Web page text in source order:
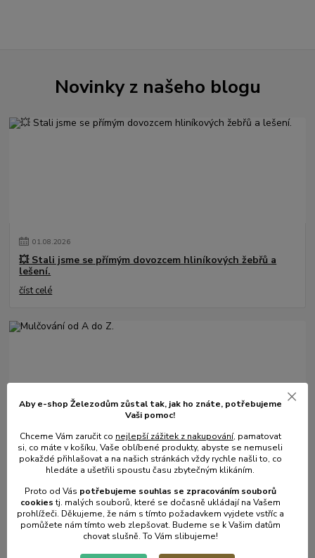
Novinky z našeho blogu
01.08.2026
💥 Stali jsme se přímým dovozcem hliníkových žebřů a
lešení.
číst celé
31 .05.2025
Mulčování od A do Z.
Aby e-shop Železodům zůstal tak, jak ho znáte, potřebujeme
Vaši pomoc!
Chceme Vám zaručit co nejlepší zážitek z nakupování, pamatovat
si, co máte v košíku, Vaše oblíbené produkty, abyste se nemuseli
pokaždé přihlašovat a na našich stránkách vždy rychle našli to, co
hledáte a ušetřili spoustu času zbytečným klikáním.
Proto od Vás potřebujeme souhlas se zpracováním souborů
cookiestj. malých souborů, které se dočasně ukládají na Vašem
prohlížeči. Děkujeme, že nám s tímto požadavkem vyjdete vstříc a
pomůžete nám tímto web zlepšovat. Budeme se k Vašim datům
chovat slušně. To Vám slibujeme!